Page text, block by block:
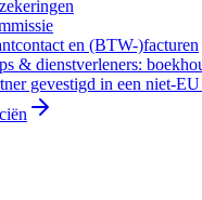
en (BTW-)facturen
& dienstverleners:
gevestigd in een niet-